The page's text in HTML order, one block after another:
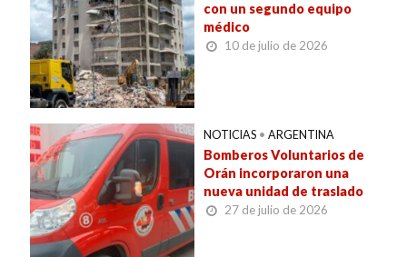
con un segundo equipo
médico
10 de julio de 2026
NOTICIAS • ARGENTINA
Bomberos Voluntarios de
Orán incorporaron una
nueva unidad de traslado
27 de julio de 2026